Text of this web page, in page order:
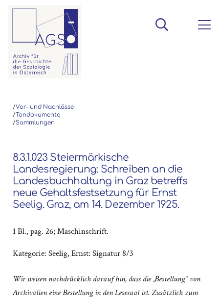
/Vor- und Nachlässe
/Tondokumente
/Sammlungen
8.3.1.023 Steiermärkische
Landesregierung: Schreiben an die
Landesbuchhaltung in Graz betreffs
neue Gehaltsfestsetzung für Ernst
Seelig. Graz, am 14. Dezember 1925.
1 Bl., pag. 26; Maschinschrift.
Kategorie: Seelig, Ernst: Signatur 8/3
Wir weisen nachdrücklich darauf hin, dass die „Bestellung“ von
Archivalien eine Bestellung in den Lesesaal ist. Zusätzlich zum